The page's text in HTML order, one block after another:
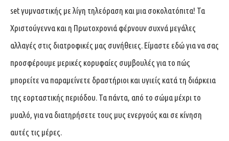
set γυμναστικής με λίγη τηλεόραση και μια σοκολατόπιτα! Τα
Χριστούγεννα και η Πρωτοχρονιά φέρνουν συχνά μεγάλες
αλλαγές στις διατροφικές μας συνήθειες. Είμαστε εδώ για να σας
προσφέρουμε μερικές κορυφαίες συμβουλές για το πώς
μπορείτε να παραμείνετε δραστήριοι και υγιείς κατά τη διάρκεια
της εορταστικής περιόδου. Τα πάντα, από το σώμα μέχρι το
μυαλό, για να διατηρήσετε τους μυς ενεργούς και σε κίνηση
αυτές τις μέρες.